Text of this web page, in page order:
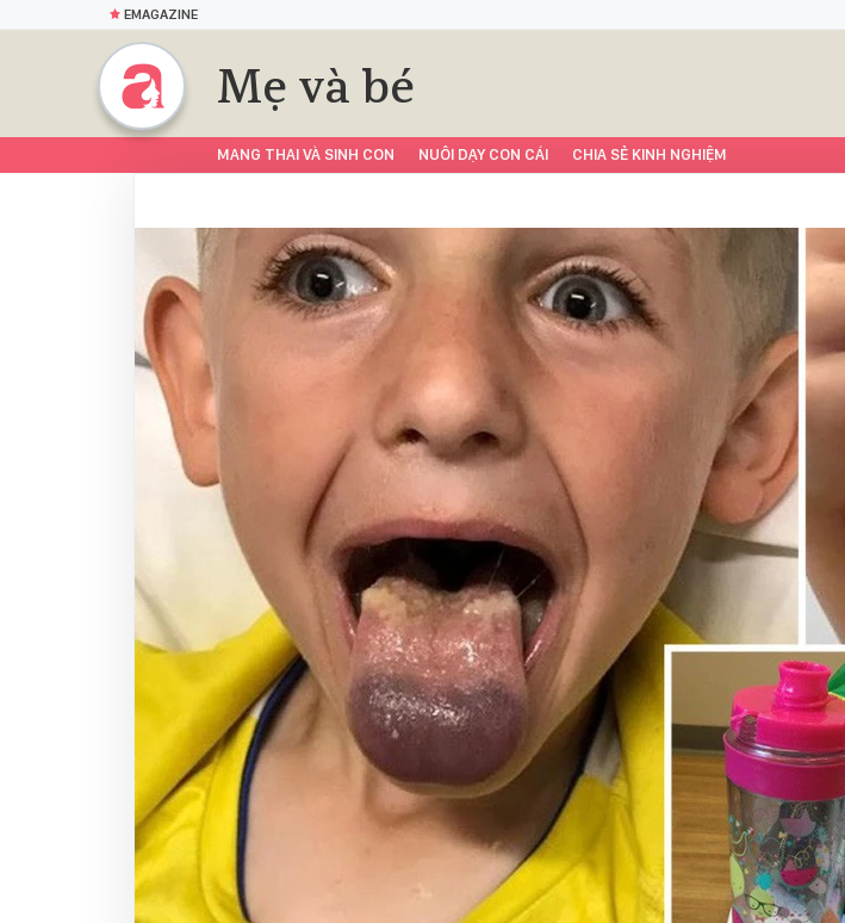
EMAGAZINE
Mẹ và bé
MANG THAI VÀ SINH CON NUÔI DẠY CON CÁI CHIA SẺ KINH NGHIỆM